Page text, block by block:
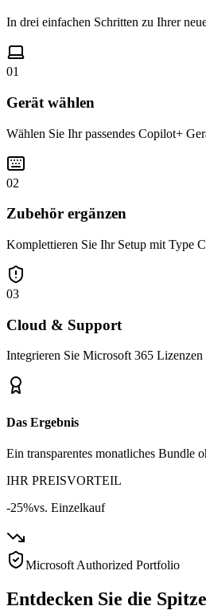
In drei einfachen Schritten zu Ihrer
01
Gerät wählen
Wählen Sie Ihr passendes Copilot+
02
Zubehör ergänzen
Komplettieren Sie Ihr Setup mit Type
03
Cloud & Support
Integrieren Sie Microsoft 365
Das Ergebnis
Ein transparentes monatliches Bundle
IHR PREISVORTEIL
-25%vs. Einzelkauf
Microsoft Authorized Portfolio
Entdecken Sie die